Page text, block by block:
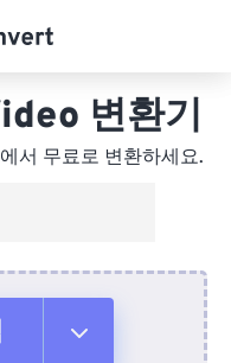
변환기
서 무료로 변환하세요.